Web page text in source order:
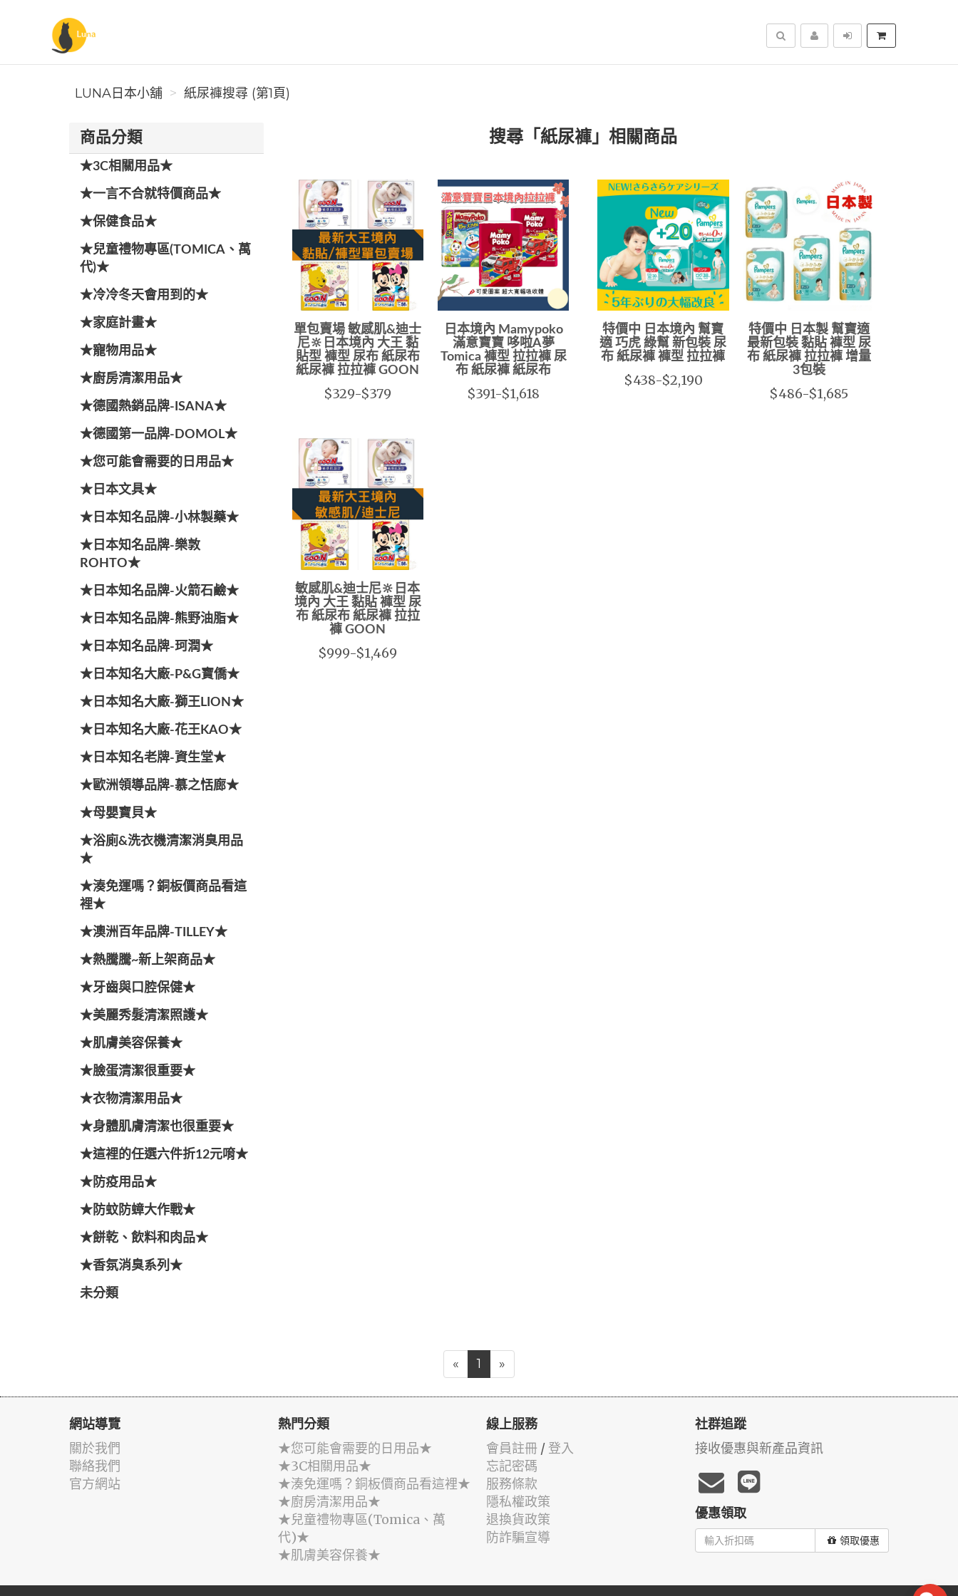
Luna日本小舖
搜尋
LUNA日本小舖 紙尿褲搜尋 (第1頁)
商品分類
★3C相關用品★
★一言不合就特價商品★
★保健食品★
★兒童禮物專區(TOMICA、萬
代)★
★冷冷冬天會用到的★
★家庭計畫★
★寵物用品★
★廚房清潔用品★
★德國熱銷品牌-ISANA★
★德國第一品牌-DOMOL★
★您可能會需要的日用品★
★日本文具★
★日本知名品牌-小林製藥★
★日本知名品牌-樂敦
ROHTO★
★日本知名品牌-火箭石鹼★
★日本知名品牌-熊野油脂★
★日本知名品牌-珂潤★
★日本知名大廠-P&G寶僑★
★日本知名大廠-獅王LION★
★日本知名大廠-花王KAO★
★日本知名老牌-資生堂★
★歐洲領導品牌-慕之恬廊★
★母嬰寶貝★
★浴廁&洗衣機清潔消臭用品
★
★湊免運嗎？銅板價商品看這
裡★
★澳洲百年品牌-TILLEY★
★熱騰騰~新上架商品★
★牙齒與口腔保健★
★美麗秀髮清潔照護★
★肌膚美容保養★
★臉蛋清潔很重要★
★衣物清潔用品★
★身體肌膚清潔也很重要★
★這裡的任選六件折12元唷★
★防疫用品★
★防蚊防蟑大作戰★
★餅乾、飲料和肉品★
★香氛消臭系列★
未分類
搜尋「紙尿褲」相關商品
單包賣場 敏感肌&迪士
尼🔆日本境內 大王 黏
貼型 褲型 尿布 紙尿布
紙尿褲 拉拉褲 GOON
$329-$379
日本境內 Mamypoko
滿意寶寶 哆啦A夢
Tomica 褲型 拉拉褲 尿
布 紙尿褲 紙尿布
$391-$1,618
特價中 日本境內 幫寶
適 巧虎 綠幫 新包裝 尿
布 紙尿褲 褲型 拉拉褲
$438-$2,190
特價中 日本製 幫寶適
最新包裝 黏貼 褲型 尿
布 紙尿褲 拉拉褲 增量
3包裝
$486-$1,685
敏感肌&迪士尼🔆日本
境內 大王 黏貼 褲型 尿
布 紙尿布 紙尿褲 拉拉
褲 GOON
$999-$1,469
« 1 »
網站導覽
關於我們
聯絡我們
官方網站
熱門分類
★您可能會需要的日用品★
★3C相關用品★
★湊免運嗎？銅板價商品看這裡★
★廚房清潔用品★
★兒童禮物專區(Tomica、萬
代)★
★肌膚美容保養★
線上服務
會員註冊 / 登入
忘記密碼
服務條款
隱私權政策
退換貨政策
防詐騙宣導
社群追蹤
接收優惠與新產品資訊
優惠領取
領取優惠